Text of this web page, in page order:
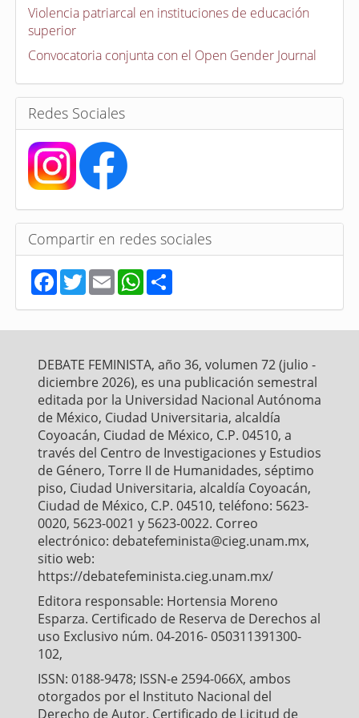
a
t
o
r
a
s
Violencia patriarcal en instituciones de educación
superior
Convocatoria conjunta con el Open Gender Journal
Redes Sociales
Compartir en redes sociales
F
a
c
e
b
k
T
w
t
t
E
m
a
i
l
W
h
a
t
s
p
S
h
r
e
DEBATE FEMINISTA, año 36, volumen 72 (julio -
diciembre 2026), es una publicación semestral
editada por la Universidad Nacional Autónoma
de México, Ciudad Universitaria, alcaldía
Coyoacán, Ciudad de México, C.P. 04510, a
través del Centro de Investigaciones y Estudios
de Género, Torre II de Humanidades, séptimo
piso, Ciudad Universitaria, alcaldía Coyoacán,
Ciudad de México, C.P. 04510, teléfono: 5623-
0020, 5623-0021 y 5623-0022. Correo
electrónico: debatefeminista@cieg.unam.mx,
sitio web:
https://debatefeminista.cieg.unam.mx/
Editora responsable: Hortensia Moreno
Esparza. Certificado de Reserva de Derechos al
uso Exclusivo núm. 04-2016- 050311391300-
102,
ISSN: 0188-9478; ISSN-e 2594-066X, ambos
otorgados por el Instituto Nacional del
Derecho de Autor. Certificado de Licitud de